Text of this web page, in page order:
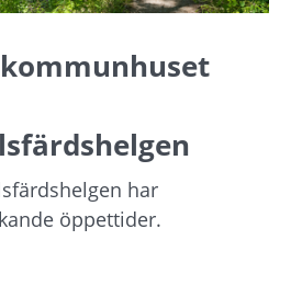
ommunhuset
har
öppettider.